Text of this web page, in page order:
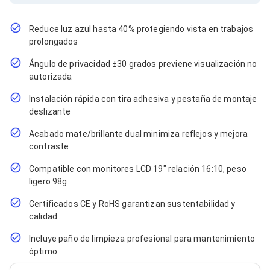
Accesorios para Cables
Jacks de Red
Conectores
Tapas y Cajas
Herramientas para Cables
Probadores de Cable
Cortadoras de Cable
Cables para Impresoras
Bobinas
Sujetadores de Cables
Cinchos
Adaptadores
Adaptadores PC
Adaptadores PC USB
Adaptadores PC Serial
Adaptadores PC SATA
Adaptadores PC IDE
Adaptadores PC Teclado
Reduce luz azul hasta 40% protegiendo vista en trabajos
prolongados
Ángulo de privacidad ±30 grados previene visualización no
autorizada
Instalación rápida con tira adhesiva y pestaña de montaje
deslizante
Acabado mate/brillante dual minimiza reflejos y mejora
contraste
Compatible con monitores LCD 19" relación 16:10, peso
ligero 98g
Certificados CE y RoHS garantizan sustentabilidad y
calidad
Incluye paño de limpieza profesional para mantenimiento
óptimo